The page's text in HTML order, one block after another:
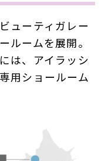
ューティガレー
ルームを展開。
は、アイラッシ
用ショールーム